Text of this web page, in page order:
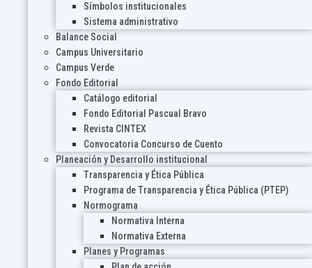
Símbolos institucionales
Sistema administrativo
Balance Social
Campus Universitario
Campus Verde
Fondo Editorial
Catálogo editorial
Fondo Editorial Pascual Bravo
Revista CINTEX
Convocatoria Concurso de Cuento
Planeación y Desarrollo institucional
Transparencia y Ética Pública
Programa de Transparencia y Ética Pública (PTEP)
Normograma
Normativa Interna
Normativa Externa
Planes y Programas